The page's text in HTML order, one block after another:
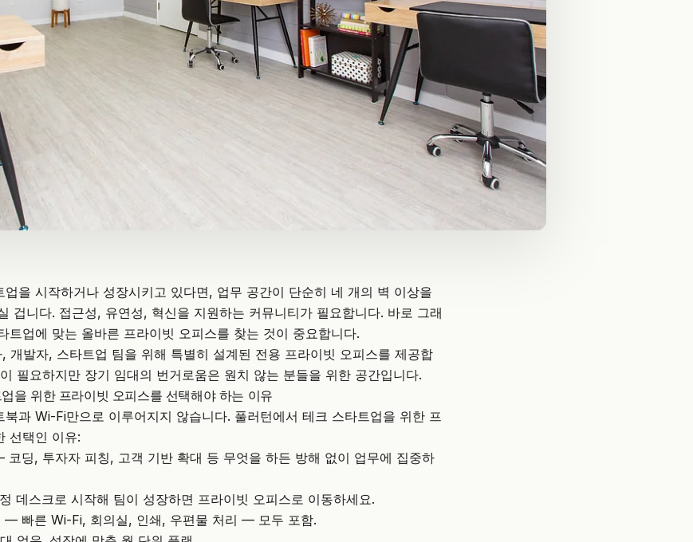
업을 시작하거나 성장시키고 있다면, 업무 공간이 단순히 네 개의 벽 이상을
겁니다. 접근성, 유연성, 혁신을 지원하는 커뮤니티가 필요합니다. 바로 그래
트업에 맞는 올바른 프라이빗 오피스를 찾는 것이 중요합니다.
개발자, 스타트업 팀을 위해 특별히 설계된 전용 프라이빗 오피스를 제공합
필요하지만 장기 임대의 번거로움은 원치 않는 분들을 위한 공간입니다.
을 위한 프라이빗 오피스를 선택해야 하는 이유
북과 Wi-Fi만으로 이루어지지 않습니다. 풀러턴에서 테크 스타트업을 위한 프
선택인 이유:
코딩, 투자자 피칭, 고객 기반 확대 등 무엇을 하든 방해 없이 업무에 집중하
데스크로 시작해 팀이 성장하면 프라이빗 오피스로 이동하세요.
— 빠른 Wi-Fi, 회의실, 인쇄, 우편물 처리 — 모두 포함.